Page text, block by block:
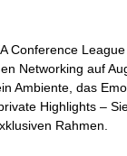
Conference
Networking auf
Ambiente, das
Highlights –
Rahmen.